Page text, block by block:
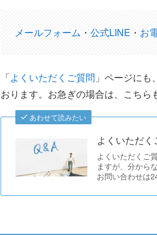
メールフォーム ・ 公式LINE ・ お
「よくいただくご質問 」ページに
おります。お急ぎの場合は、こちら
あわせて読みたい
よくいただく
よくいただくご
ますが、分から
お問い合わせは